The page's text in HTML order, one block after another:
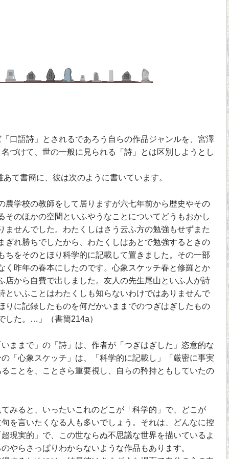
口語詩」とされるであろう自らの作品ジャンルを、宮澤
づけて、世の一般に見られる「詩」とは区別しようとし
て書簡に、彼は次のように書いています。
学校の教師をして居りますが六七年前から歴史やその
そのほかの空間といふやうなことについてどうもおかし
ませんでした。わたくしはさう云ふ方の勉強もせずまた
ぎれ勝ちでしたから、わたくしはあとで勉強するときの
ちをそのとほり科学的に記載して置きました。その一部
く昨年の春本にしたのです。心象スケッチ春と修羅とか
店から自費で出しました。友人の先生尾山といふ人が詩
といふことはわたくしも知らないわけではありませんで
りに記録したものを何だかいままでのつぎはぎしたもの
した。…」（書簡214a）
ままで」の「詩」は、作者が「つぎはぎした」恣意的な
「心象スケッチ」は、「科学的に記載し」「厳密に事実
ことを、ことさら重要視し、自らの矜持ともしていたの
みると、いったいこれのどこが「科学的」で、どこが
を言いたくなる人も多いでしょう。それは、どんなに控
現実的」で、この世ならぬ不思議な世界を描いているよ
やらさっぱりわからないような作品もあります。